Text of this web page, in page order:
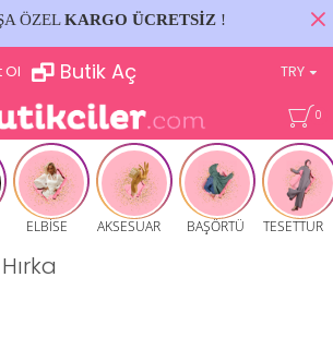
ÖZELKARGO ÜCRETSİZ!
Ol Butik Aç TRY
0
ELBİSE AKSESUAR BAŞÖRTÜ TESETTUR
Hırka